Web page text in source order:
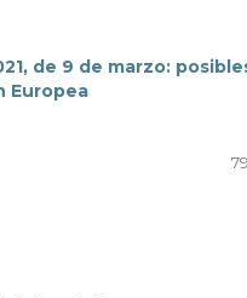
de 9 de marzo:
Europea